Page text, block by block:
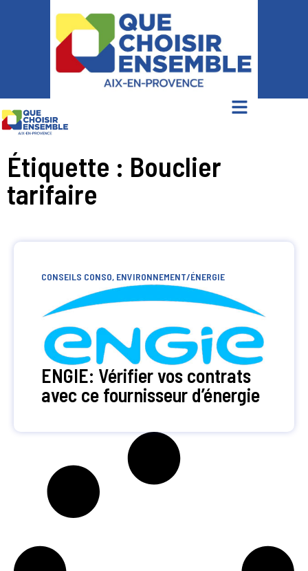
Étiquette : Bouclier
tarifaire
CONSEILS CONSO, ENVIRONNEMENT/ÉNERGIE
ENGIE: Vérifier vos contrats
avec ce fournisseur d’énergie